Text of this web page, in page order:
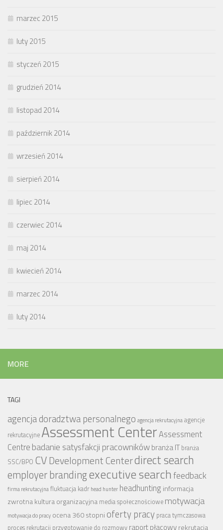
marzec 2015
luty 2015
styczeń 2015
grudzień 2014
listopad 2014
październik 2014
wrzesień 2014
sierpień 2014
lipiec 2014
czerwiec 2014
maj 2014
kwiecień 2014
marzec 2014
luty 2014
MORE
TAGI
agencja doradztwa personalnego agencja rekrutacyjnaagencje
rekrutacyjne Assessment CenterAssessment
Centre badanie satysfakcji pracownikówbranża IT branża
SSC/BPO CV Development Centerdirect search
employer brandingexecutive searchfeedback
firma rekrutacyjnafluktuacja kadr head hunter headhunting informacja
zwrotnakultura organizacyjna media społecznościowe motywacja
motywacja do pracy ocena 360 stopni oferty pracy praca tymczasowa
proces rekrutacji przygotowanie do rozmowy raport płacowyrekrutacja